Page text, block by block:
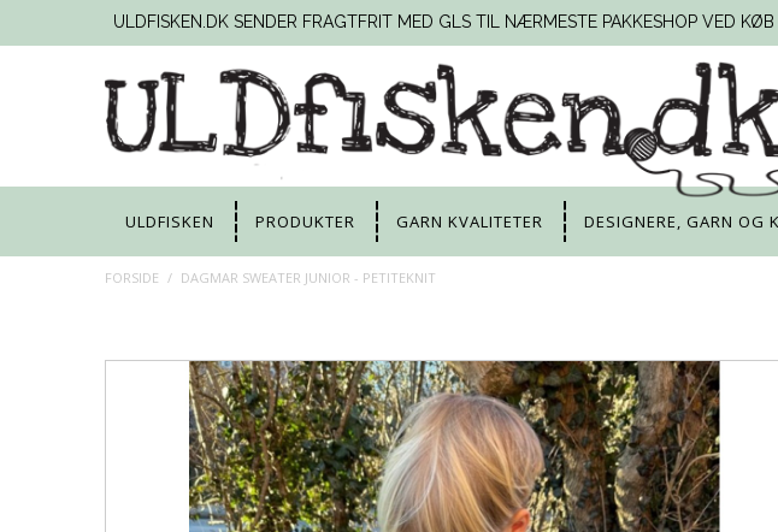
ULDFISKEN.DK SENDER FRAGTFRIT MED GLS TIL NÆRMESTE PAKKESHOP VED
ULDFISKEN PRODUKTER GARN KVALITETER DESIGNERE, GARN OG
FORSIDE / DAGMAR SWEATER JUNIOR - PETITEKNIT